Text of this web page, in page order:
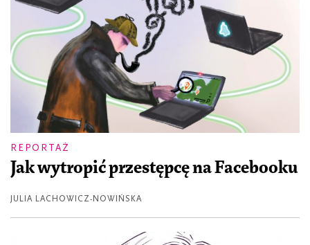
REPORTAŻ
Jak wytropić przestępcę na Facebooku
JULIA LACHOWICZ-NOWIŃSKA